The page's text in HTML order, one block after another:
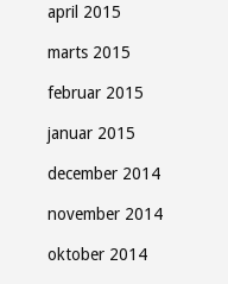
april 2015
marts 2015
februar 2015
januar 2015
december 2014
november 2014
oktober 2014